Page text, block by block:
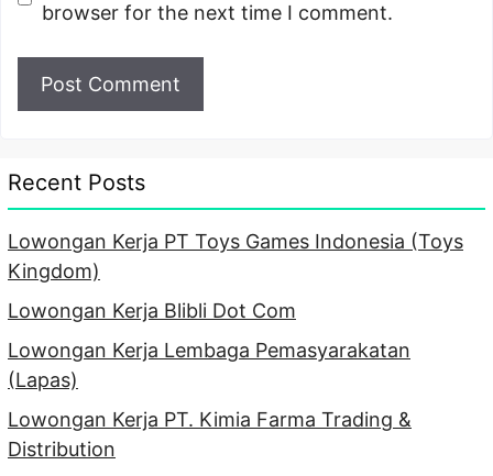
browser for the next time I comment.
Recent Posts
Lowongan Kerja PT Toys Games Indonesia (Toys
Kingdom)
Lowongan Kerja Blibli Dot Com
Lowongan Kerja Lembaga Pemasyarakatan
(Lapas)
Lowongan Kerja PT. Kimia Farma Trading &
Distribution